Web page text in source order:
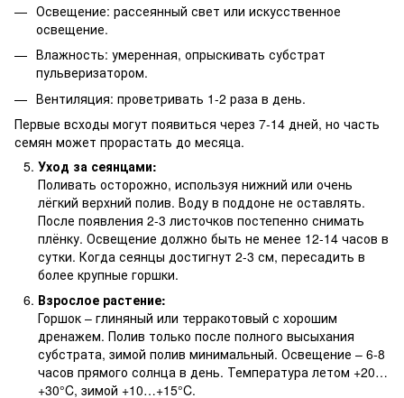
Освещение: рассеянный свет или искусственное
освещение.
Влажность: умеренная, опрыскивать субстрат
пульверизатором.
Вентиляция: проветривать 1-2 раза в день.
Первые всходы могут появиться через 7-14 дней, но часть
семян может прорастать до месяца.
Уход за сеянцами:
Поливать осторожно, используя нижний или очень
лёгкий верхний полив. Воду в поддоне не оставлять.
После появления 2-3 листочков постепенно снимать
плёнку. Освещение должно быть не менее 12-14 часов в
сутки. Когда сеянцы достигнут 2-3 см, пересадить в
более крупные горшки.
Взрослое растение:
Горшок – глиняный или терракотовый с хорошим
дренажем. Полив только после полного высыхания
субстрата, зимой полив минимальный. Освещение – 6-8
часов прямого солнца в день. Температура летом +20…
+30°C, зимой +10…+15°C.